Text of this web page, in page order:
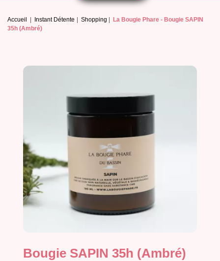
Accueil Instant Détente Shopping La Bougie Phare - Bougie SAPIN
35h (Ambré)
Bougie SAPIN 35h (Ambré)